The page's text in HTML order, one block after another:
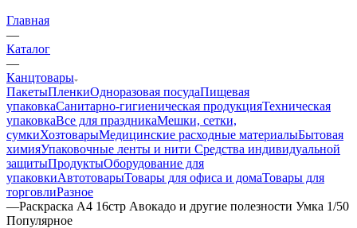
Главная
—
Каталог
—
Канцтовары
ПакетыПленкиОдноразовая посудаПищевая
упаковкаСанитарно-гигиеническая продукцияТехническая
упаковкаВсе для праздникаМешки, сетки,
сумкиХозтоварыМедицинские расходные материалыБытовая
химияУпаковочные ленты и нити Средства индивидуальной
защитыПродуктыОборудование для
упаковкиАвтотоварыТовары для офиса и домаТовары для
торговлиРазное
—Раскраска A4 16стр Авокадо и другие полезности Умка 1/50
Популярное